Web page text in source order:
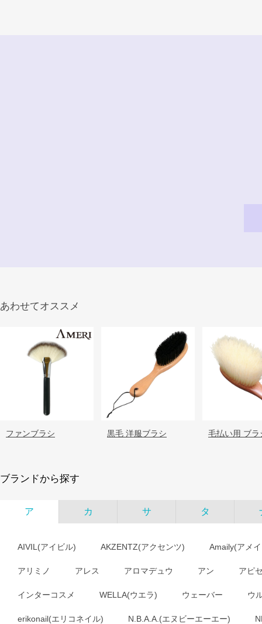
あわせてオススメ
ファンブラシ 黒毛 洋服ブラシ 毛払い用 ブラ
ブランドから探す
ア カ サ タ
AIVIL(アイビル) AKZENTZ(アクセンツ) Amaily(アメ
アリミノ アレス アロマデュウ アン アピ
インターコスメ WELLA(ウエラ) ウェーバー ウ
erikonail(エリコネイル) N.B.A.A.(エヌビーエーエー)